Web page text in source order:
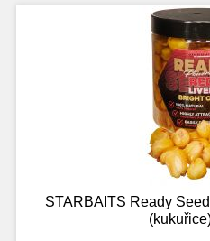
STARBAITS Ready